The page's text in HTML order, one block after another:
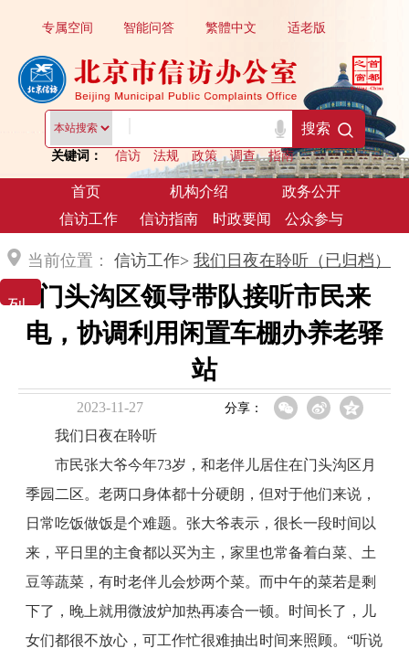
关键词： 信访 法规 政策 调查 指南
搜索
繁體中文
专属空间 适老版
智能问答
首页 机构介绍
政务公开
信访工作
信访指南 时政要闻 公众参与
当前位置： 信访工作> 我们日夜在聆听（已归档）
门头沟区领导带队接听市民来
电，协调利用闲置车棚办养老驿
站
2023-11-27 分享：
我们日夜在聆听
市民张大爷今年73岁，和老伴儿居住在门头沟区月
季园二区。老两口身体都十分硬朗，但对于他们来说，
日常吃饭做饭是个难题。张大爷表示，很长一段时间以
来，平日里的主食都以买为主，家里也常备着白菜、土
豆等蔬菜，有时老伴儿会炒两个菜。而中午的菜若是剩
下了，晚上就用微波炉加热再凑合一顿。时间长了，儿
女们都很不放心，可工作忙很难抽出时间来照顾。“听说